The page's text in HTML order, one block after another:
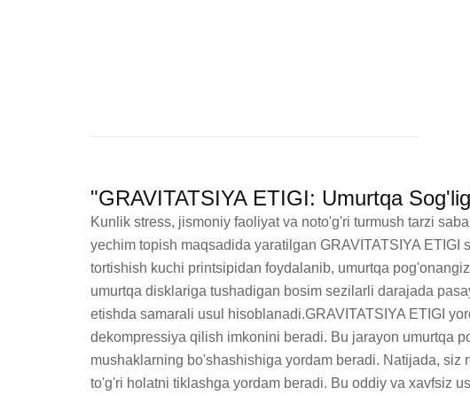
"GRAVITATSIYA ETIGI: Umurtqa
Kunlik stress, jismoniy faoliyat va noto'g'ri turmush tarzi
yechim topish maqsadida yaratilgan GRAVITATSIYA
tortishish kuchi printsipidan foydalanib, umurtqa
umurtqa disklariga tushadigan bosim sezilarli darajada
etishda samarali usul hisoblanadi.GRAVITATSIYA ETIGI
dekompressiya qilish imkonini beradi. Bu jarayon umurtqa
mushaklarning bo'shashishiga yordam beradi. Natijada,
to'g'ri holatni tiklashga yordam beradi. Bu oddiy va xavfsiz